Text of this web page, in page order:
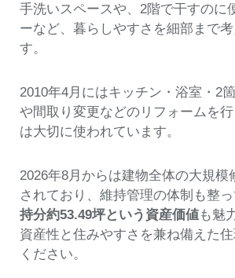
手洗いスペースや、2階で干すのに
ーなど、暮らしやすさを細部まで
す。
2010年4月にはキッチン・浴室・2
や間取り変更などのリフォームを
は大切に使われています。
2026年8月からは建物全体の大規模
されており、維持管理の体制も整っ
持分約53.49坪という資産価値も魅
資産性と住みやすさを兼ね備えた
ください。